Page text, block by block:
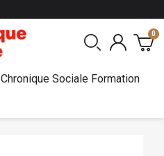
Chronique Sociale Formation